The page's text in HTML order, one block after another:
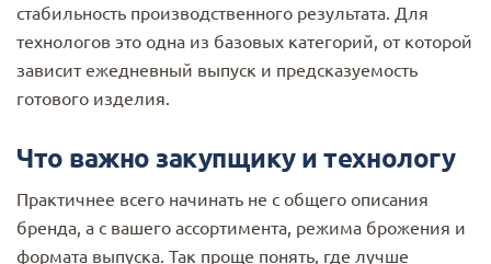
стабильность производственного результата. Для
технологов это одна из базовых категорий, от которой
зависит ежедневный выпуск и предсказуемость
готового изделия.
Что важно закупщику и технологу
Практичнее всего начинать не с общего описания
бренда, а с вашего ассортимента, режима брожения и
формата выпуска. Так проще понять, где лучше